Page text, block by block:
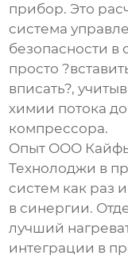
прибор. Это
система
безопасности в
просто
вписать?,
химии потока
компрессора.
Опыт ООО
Технолоджи в
систем как раз
в синергии.
лучший
интеграции в